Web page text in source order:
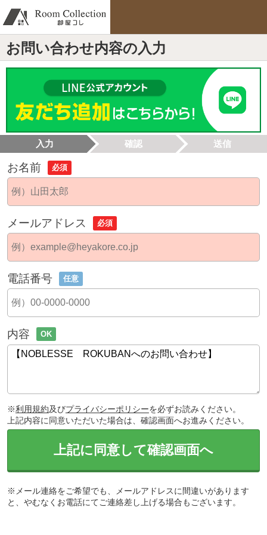
お問い合わせ内容の入力
入力 確認 送信
お名前 必須
メールアドレス 必須
電話番号 任意
内容 OK
※利用規約及びプライバシーポリシーを必ずお読みください。
上記内容に同意いただいた場合は、確認画面へお進みください。
上記に同意して確認画面へ
※メール連絡をご希望でも、メールアドレスに間違いがあります
と、やむなくお電話にてご連絡差し上げる場合もございます。